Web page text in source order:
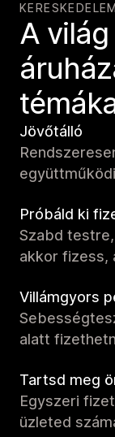
A
Jövőtálló
Próbáld ki
Szabd
akkor fizess,
Villámgyors
alatt
Tartsd meg
Egyszeri
üzleted